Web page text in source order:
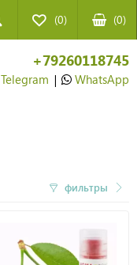
(0) (0)
+79260118745
Telegram | WhatsApp
фильтры